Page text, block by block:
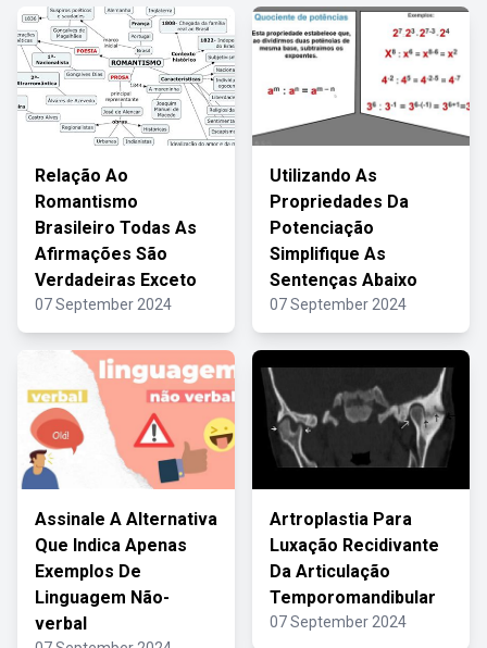
Relação Ao
Romantismo
Brasileiro Todas As
Afirmações São
Verdadeiras Exceto
07 September 2024
Utilizando As
Propriedades Da
Potenciação
Simplifique As
Sentenças Abaixo
07 September 2024
Assinale A Alternativa
Que Indica Apenas
Exemplos De
Linguagem Não-
verbal
Artroplastia Para
Luxação Recidivante
Da Articulação
Temporomandibular
07 September 2024